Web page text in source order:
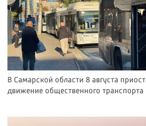
В Самарской области 8 августа
движение общественного транспорта